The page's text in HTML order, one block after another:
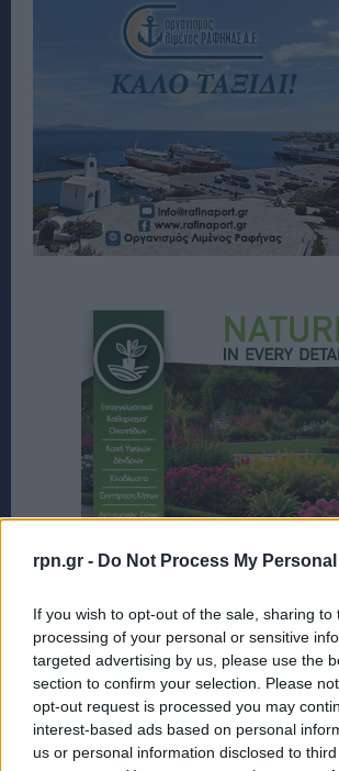
rpn.gr - Do Not Process My
If you wish to opt-out of the sale, sharing to
processing of your personal or sensitive
targeted advertising by us, please use the
section to confirm your selection. Please
opt-out request is processed you may
interest-based ads based on personal
us or personal information disclosed to